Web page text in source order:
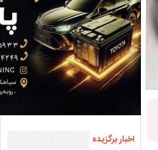
اخبار برگزیده